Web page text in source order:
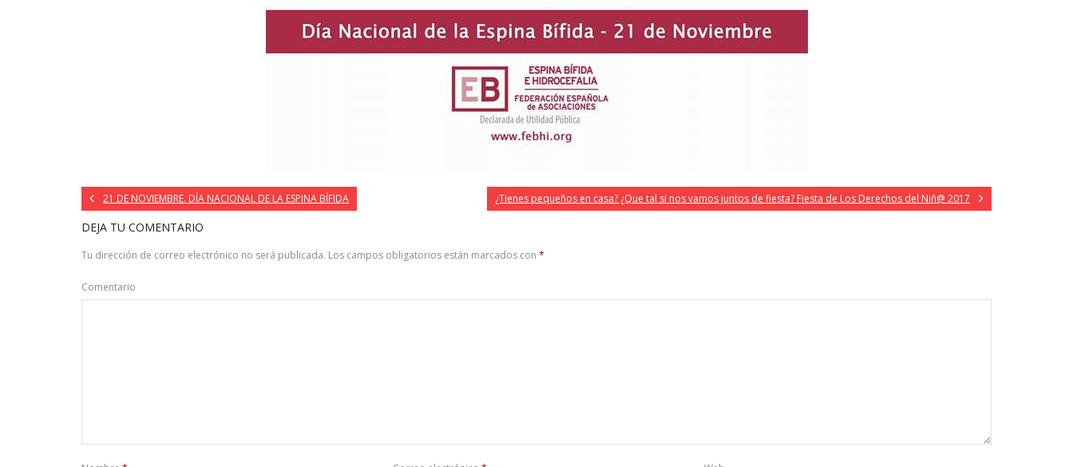
21 DE NOVIEMBRE. DÍA NACIONAL DE LA ESPINA BÍFIDA ¿Tienes pequeños en casa? ¿Que tal si nos vamos juntos de fiesta? Fiesta de Los Derechos del Niñ@ 2017
DEJA TU COMENTARIO
Tu dirección de correo electrónico no será publicada. Los campos obligatorios están marcados con *
Comentario